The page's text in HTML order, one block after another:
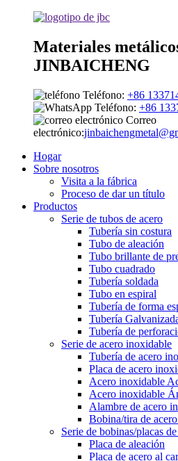
Materiales
JINBAICHENG
Teléfono: +86
Teléfono: +86
Correo
electrónico:
Hogar
Sobre nosotros
Visita a la fábrica
Proceso de dar un título
Productos
Serie de tubos de acero
Tubería sin costura
Tubo de aleación
Tubo brillante de
Tubo cuadrado
Tubería soldada
Tubo en espiral
Tubería de forma
Tubería
Tubería de
Serie de acero inoxidable
Tubería de acero
Placa de acero
Acero inoxidable
Acero inoxidable
Alambre de acero
Bobina/tira de
Serie de bobinas/placas
Placa de aleación
Placa de acero al